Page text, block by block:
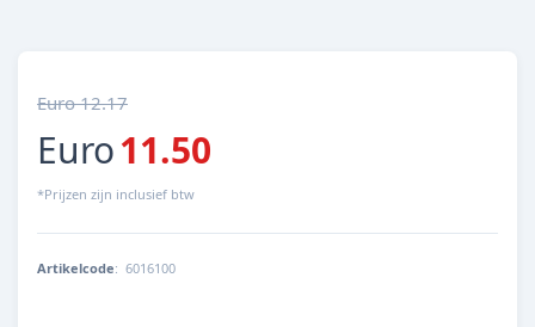
Euro 12.17
Euro11.50
*Prijzen zijn inclusief btw
Artikelcode: 6016100